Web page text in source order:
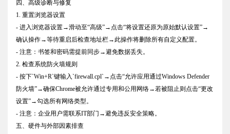
四、高级诊断与修复
1. 重置浏览器设置
- 进入浏览器设置→滑动至“高级”→点击“将设置还原为原始默认设置”→
确认操作→等待重启后检查地址栏→此操作将删除所有自定义配置。
- 注意：书签和密码需提前同步→避免数据丢失。
2. 检查系统防火墙规则
- 按下`Win+R`键输入`firewall.cpl`→点击“允许应用通过Windows Defender
防火墙”→确保Chrome被允许通过专用和公用网络→若被阻止则点击“更改
设置”→勾选所有网络类型。
- 注意：企业用户需联系IT部门→避免违反安全策略。
五、硬件与外部因素排查